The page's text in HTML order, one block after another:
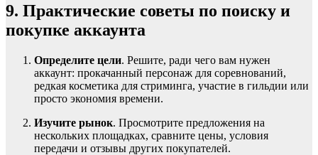
9. Практические советы по поиску и
покупке аккаунта
Определите цели. Решите, ради чего вам нужен
аккаунт: прокачанный персонаж для соревнований,
редкая косметика для стриминга, участие в гильдии или
просто экономия времени.
Изучите рынок. Просмотрите предложения на
нескольких площадках, сравните цены, условия
передачи и отзывы других покупателей.